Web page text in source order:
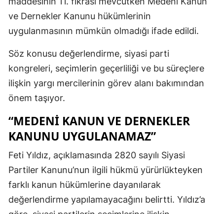
ve Dernekler Kanunu hükümlerinin
uygulanmasının mümkün olmadığı ifade edildi.
Söz konusu değerlendirme, siyasi parti
kongreleri, seçimlerin geçerliliği ve bu süreçlere
ilişkin yargı mercilerinin görev alanı bakımından
önem taşıyor.
“MEDENI KANUN VE DERNEKLER
KANUNU UYGULANAMAZ”
Feti Yıldız, açıklamasında 2820 sayılı Siyasi
Partiler Kanunu’nun ilgili hükmü yürürlükteyken
farklı kanun hükümlerine dayanılarak
değerlendirme yapılamayacağını belirtti. Yıldız’a